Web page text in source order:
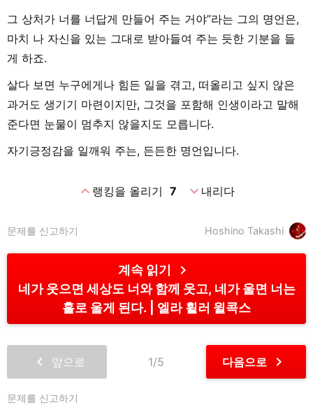
그 상처가 너를 너답게 만들어 주는 거야”라는 그의 명언은,
마치 나 자신을 있는 그대로 받아들여 주는 듯한 기분을 들
게 하죠.
살다 보면 누구에게나 힘든 일을 겪고, 떠올리고 싶지 않은
과거도 생기기 마련이지만, 그것을 포함해 인생이라고 말해
준다면 눈물이 멈추지 않을지도 모릅니다.
자기긍정감을 일깨워 주는, 든든한 명언입니다.
expand_less랭킹을 올리기 7 expand_more내리다
Hoshino Takashi
문제를 신고하기
계속 읽기 chevron_right
네가 웃으면 세상도 너와 함께 웃고, 네가 울면 너는
홀로 울게 된다.
엘라 휠러 윌콕스
chevron_left 앞으로 1/5 다음으로 chevron_right
문제를 신고하기